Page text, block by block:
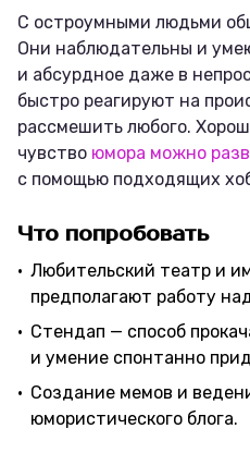
С остроумными людьми
Они наблюдательны и
и абсурдное даже в
быстро реагируют на
рассмешить любого.
чувство юмора можно
с помощью подходящих
Что попробовать
Любительский театр и
предполагают работу
Стендап — способ
и умение спонтанно
Создание мемов и
юмористического блога.